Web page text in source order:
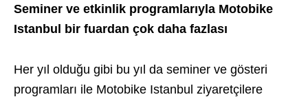
Seminer ve etkinlik programlarıyla Motobike
Istanbul bir fuardan çok daha fazlası
Her yıl olduğu gibi bu yıl da seminer ve gösteri
programları ile Motobike Istanbul ziyaretçilere